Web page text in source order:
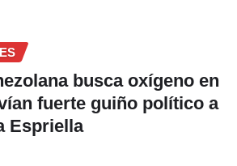
busca oxígeno en
fuerte guiño político a
Espriella